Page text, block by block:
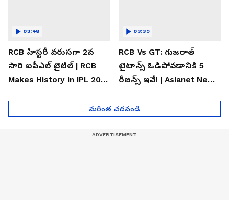
RCB హిస్టరీ వరుసగా 2వ
సారి ఐపీఎల్ టైటిల్ | RCB
Makes History in IPL 2026
03:48
RCB Vs GT: గుజరాత్
టైటాన్స్ ఓడిపోవడానికి 5
రీజన్స్ ఇవే! | Asianet News
03:39
మరింత చదవండి